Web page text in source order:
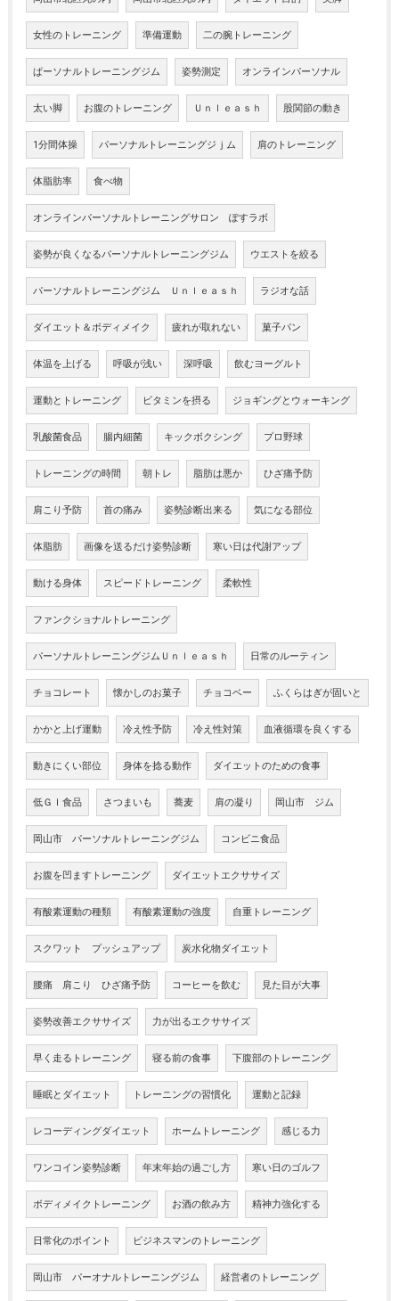
女性のトレーニング 準備運動 二の腕トレーニング
ぱーソナルトレーニングジム 姿勢測定 オンラインパーソナル
太い脚 お腹のトレーニング Ｕｎｌｅａｓｈ 股関節の動き
1分間体操 パーソナルトレーニングジｊム 肩のトレーニング
体脂肪率 食べ物
オンラインパーソナルトレーニングサロン ぽすラボ
姿勢が良くなるパーソナルトレーニングジム ウエストを絞る
パーソナルトレーニングジム Ｕｎｌｅａｓｈ ラジオな話
ダイエット＆ボディメイク 疲れが取れない 菓子パン
体温を上げる 呼吸が浅い 深呼吸 飲むヨーグルト
運動とトレーニング ビタミンを摂る ジョギングとウォーキング
乳酸菌食品 腸内細菌 キックボクシング プロ野球
トレーニングの時間 朝トレ 脂肪は悪か ひざ痛予防
肩こり予防 首の痛み 姿勢診断出来る 気になる部位
体脂肪 画像を送るだけ姿勢診断 寒い日は代謝アップ
動ける身体 スピードトレーニング 柔軟性
ファンクショナルトレーニング
パーソナルトレーニングジムＵｎｌｅａｓｈ 日常のルーティン
チョコレート 懐かしのお菓子 チョコベー ふくらはぎが固いと
かかと上げ運動 冷え性予防 冷え性対策 血液循環を良くする
動きにくい部位 身体を捻る動作 ダイエットのための食事
低ＧＩ食品 さつまいも 蕎麦 肩の凝り 岡山市 ジム
岡山市 パーソナルトレーニングジム コンビニ食品
お腹を凹ますトレーニング ダイエットエクササイズ
有酸素運動の種類 有酸素運動の強度 自重トレーニング
スクワット プッシュアップ 炭水化物ダイエット
腰痛 肩こり ひざ痛予防 コーヒーを飲む 見た目が大事
姿勢改善エクササイズ 力が出るエクササイズ
早く走るトレーニング 寝る前の食事 下腹部のトレーニング
睡眠とダイエット トレーニングの習慣化 運動と記録
レコーディングダイエット ホームトレーニング 感じる力
ワンコイン姿勢診断 年末年始の過ごし方 寒い日のゴルフ
ボディメイクトレーニング お酒の飲み方 精神力強化する
日常化のポイント ビジネスマンのトレーニング
岡山市 パーオナルトレーニングジム 経営者のトレーニング